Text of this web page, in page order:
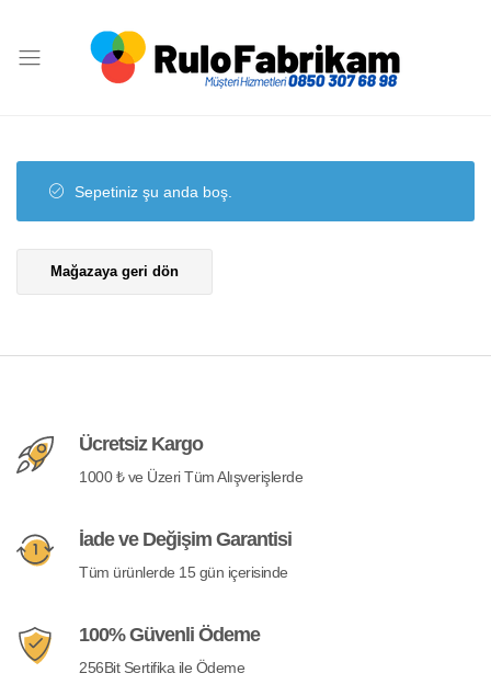
Sepetiniz şu anda boş.
Mağazaya geri dön
Ücretsiz Kargo
1000 ₺ ve Üzeri Tüm Alışverişlerde
İade ve Değişim Garantisi
Tüm ürünlerde 15 gün içerisinde
100% Güvenli Ödeme
256Bit Sertifika ile Ödeme